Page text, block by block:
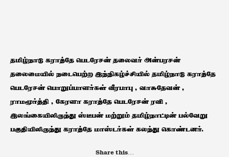
தமிழ்நாடு கராத்தே பெடரேசன் தலைவர் அன்பரசன்
தலைமையில் நடைபெற்ற இந்நிகழ்ச்சியில் தமிழ்நாடு கராத்தே
பெடரேசன் பொறுப்பாளர்கள் வீரபாபு , வாசுதேவன் ,
ராமமூர்த்தி , கேரளா கராத்தே பெடரேசன் ரவி ,
இலங்கையிலிருந்து ஸ்டீபன் மற்றும் தமிழ்நாட்டின் பல்வேறு
பகுதியிலிருந்து கராத்தே மாஸ்டர்கள் கலந்து கொண்டனர்.
Share this…